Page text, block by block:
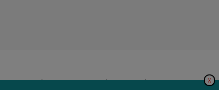
Nature|Privacy Statement|Disclaimer|Voorwaarden X